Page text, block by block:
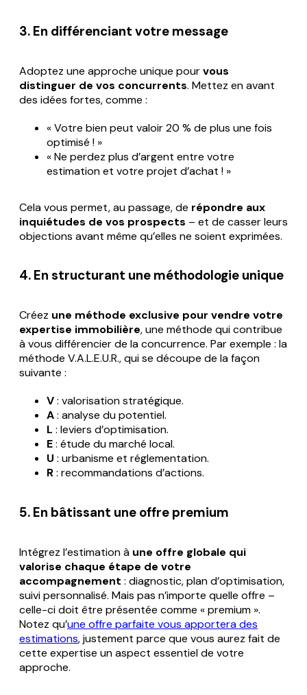
3. En différenciant votre message
Adoptez une approche unique pourvous
distinguer de vos concurrents. Mettez en avant
des idées fortes, comme :
« Votre bien peut valoir 20 % de plus une fois
optimisé ! »
« Ne perdez plus d’argent entre votre
estimation et votre projet d’achat ! »
Cela vous permet, au passage, de répondre aux
inquiétudes de vos prospects – et de casser leurs
objections avant même qu’elles ne soient exprimées.
4. En structurant une méthodologie unique
Créez une méthode exclusive pour vendre votre
expertise immobilière, une méthode qui contribue
à vous différencier de la concurrence. Par exemple : la
méthode V.A.L.E.U.R., qui se découpe de la façon
suivante :
V: valorisation stratégique.
A: analyse du potentiel.
L : leviers d’optimisation.
E: étude du marché local.
U : urbanisme et réglementation.
R: recommandations d’actions.
5. En bâtissant une offre premium
Intégrez l’estimation à une offre globale qui
valorise chaque étape de votre
accompagnement : diagnostic, plan d’optimisation,
suivi personnalisé. Mais pas n’importe quelle offre –
celle-ci doit être présentée comme « premium ».
Notez qu’une offre parfaite vous apportera des
estimations, justement parce que vous aurez fait de
cette expertise un aspect essentiel de votre
approche.